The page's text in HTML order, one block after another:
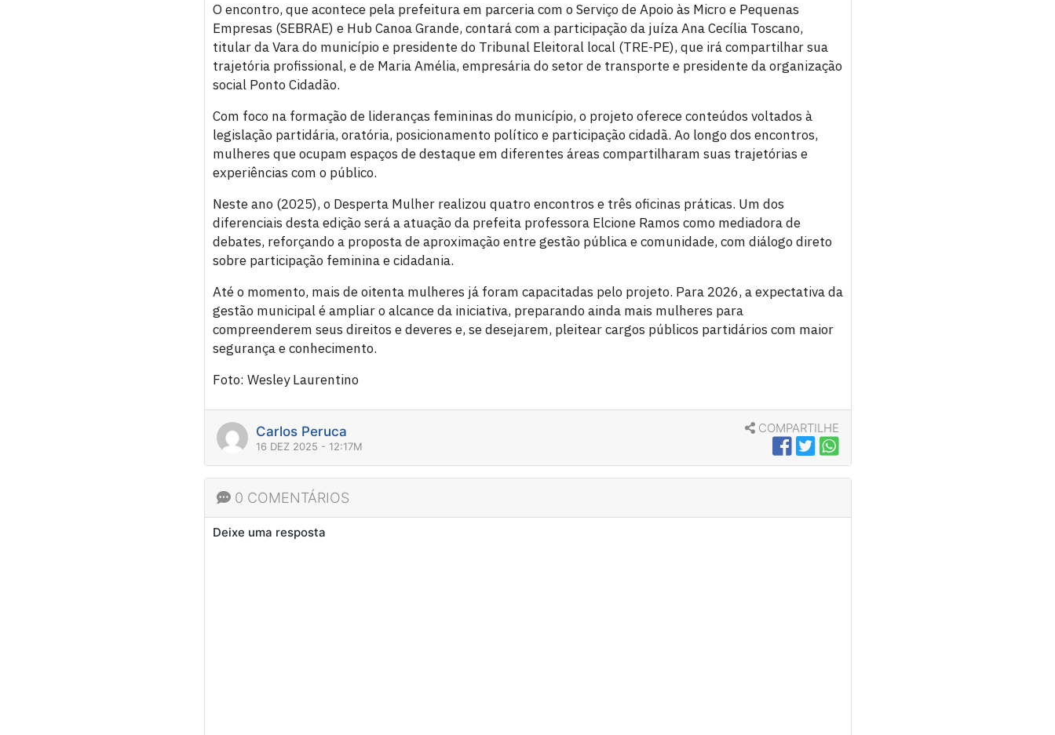
O encontro, que acontece pela prefeitura em parceria com o Serviço de Apoio às Micro e Pequenas
Empresas (SEBRAE) e Hub Canoa Grande, contará com a participação da juíza Ana Cecília Toscano,
titular da Vara do município e presidente do Tribunal Eleitoral local (TRE-PE), que irá compartilhar sua
trajetória profissional, e de Maria Amélia, empresária do setor de transporte e presidente da organização
social Ponto Cidadão.
Com foco na formação de lideranças femininas do município, o projeto oferece conteúdos voltados à
legislação partidária, oratória, posicionamento político e participação cidadã. Ao longo dos encontros,
mulheres que ocupam espaços de destaque em diferentes áreas compartilharam suas trajetórias e
experiências com o público.
Neste ano (2025), o Desperta Mulher realizou quatro encontros e três oficinas práticas. Um dos
diferenciais desta edição será a atuação da prefeita professora Elcione Ramos como mediadora de
debates, reforçando a proposta de aproximação entre gestão pública e comunidade, com diálogo direto
sobre participação feminina e cidadania.
Até o momento, mais de oitenta mulheres já foram capacitadas pelo projeto. Para 2026, a expectativa da
gestão municipal é ampliar o alcance da iniciativa, preparando ainda mais mulheres para
compreenderem seus direitos e deveres e, se desejarem, pleitear cargos públicos partidários com maior
segurança e conhecimento.
Foto: Wesley Laurentino
Carlos Peruca
16 DEZ 2025 - 12:17M
COMPARTILHE
0 COMENTÁRIOS
Deixe uma resposta